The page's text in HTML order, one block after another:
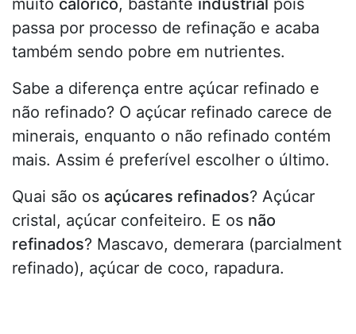
muito calórico, bastante industrial pois
passa por processo de refinação e acaba
também sendo pobre em nutrientes.
Sabe a diferença entre açúcar refinado e
não refinado? O açúcar refinado carece de
minerais, enquanto o não refinado contém
mais. Assim é preferível escolher o último.
Quai são os açúcares refinados? Açúcar
cristal, açúcar confeiteiro. E os não
refinados? Mascavo, demerara (parcialment
refinado), açúcar de coco, rapadura.